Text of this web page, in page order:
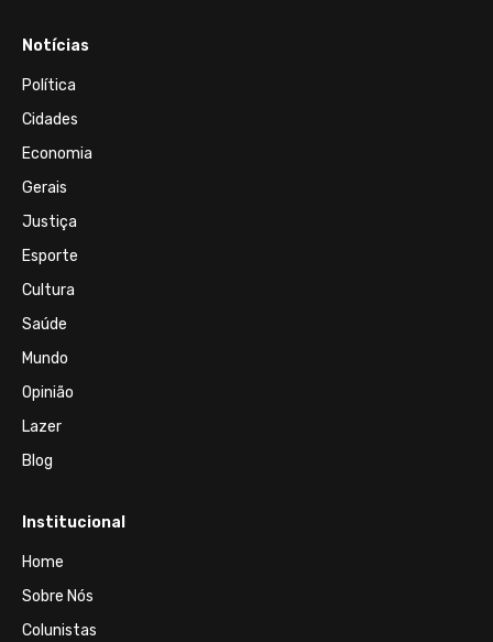
Notícias
Política
Cidades
Economia
Gerais
Justiça
Esporte
Cultura
Saúde
Mundo
Opinião
Lazer
Blog
Institucional
Home
Sobre Nós
Colunistas